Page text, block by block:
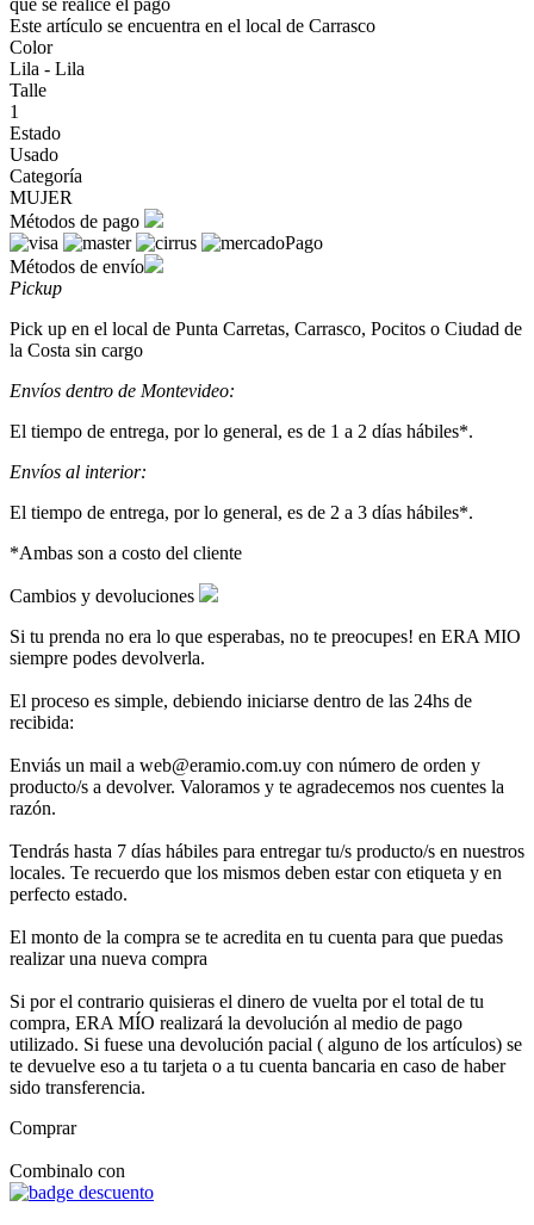
Este artículo se encuentra en el local de Carrasco
Color
Lila - Lila
Talle
1
Estado
Usado
Categoría
MUJER
Métodos de pago
Métodos de envío
Pickup
Pick up en el local de Punta Carretas, Carrasco, Pocitos o Ciudad de
la Costa sin cargo
Envíos dentro de Montevideo:
El tiempo de entrega, por lo general, es de 1 a 2 días hábiles*.
Envíos al interior:
El tiempo de entrega, por lo general, es de 2 a 3 días hábiles*.
*Ambas son a costo del cliente
Cambios y devoluciones
Si tu prenda no era lo que esperabas, no te preocupes! en ERA MIO
siempre podes devolverla.
El proceso es simple, debiendo iniciarse dentro de las 24hs de
recibida:
Enviás un mail a web@eramio.com.uy con número de orden y
producto/s a devolver. Valoramos y te agradecemos nos cuentes la
razón.
Tendrás hasta 7 días hábiles para entregar tu/s producto/s en nuestros
locales. Te recuerdo que los mismos deben estar con etiqueta y en
perfecto estado.
El monto de la compra se te acredita en tu cuenta para que puedas
realizar una nueva compra
Si por el contrario quisieras el dinero de vuelta por el total de tu
compra, ERA MÍO realizará la devolución al medio de pago
utilizado. Si fuese una devolución pacial ( alguno de los artículos) se
te devuelve eso a tu tarjeta o a tu cuenta bancaria en caso de haber
sido transferencia.
Comprar
Combinalo con